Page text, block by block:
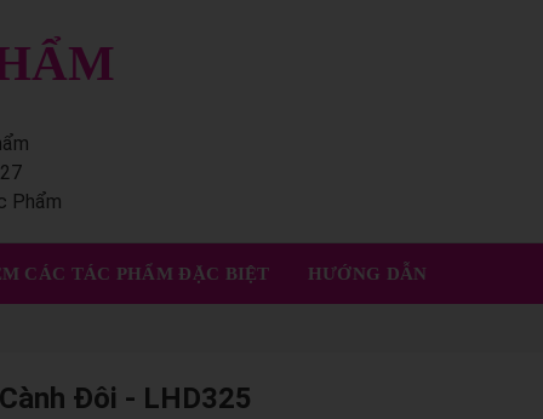
Phẩm
CÁC TÁC PHẨM ĐẶC BIỆT HƯỚNG DẪN
Đôi - LHD325